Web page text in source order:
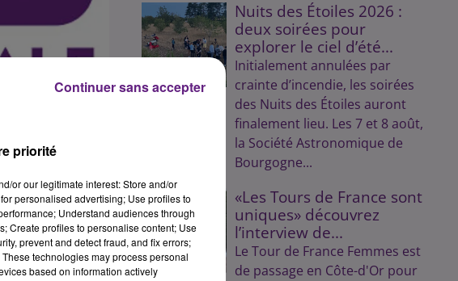
d'Or et de la
territorial et de
ancienne
Nuits des Étoiles 2026 :
deux soirées pour
explorer le ciel d’été...
Initialement annulées par
crainte d’incendie, les soirées
des Nuits des Étoiles auront
finalement lieu. Les 7 et 8 août,
la Société Astronomique de
Bourgogne...
«Les Tours de France sont
uniques» découvrez
l’interview de...
Le Tour de France Femmes est
de passage en Côte-d'Or pour
priorité
or our legitimate interest: Store and/or
personalised advertising; Use profiles to
Understand audiences through
Create profiles to personalise content; Use
prevent and detect fraud, and fix errors;
technologies may process personal
based on information actively
Continuer sans accepter